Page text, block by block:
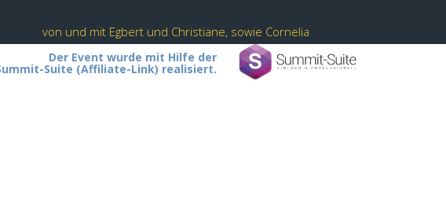
von und mit Egbert und Christiane, sowie Cornelia
Der Event wurde mit Hilfe der
Suite (Affiliate-Link) realisiert.